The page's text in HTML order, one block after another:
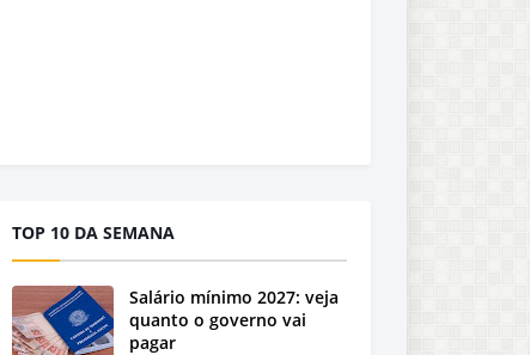
TOP 10 DA SEMANA
Salário mínimo 2027: veja
quanto o governo vai
pagar